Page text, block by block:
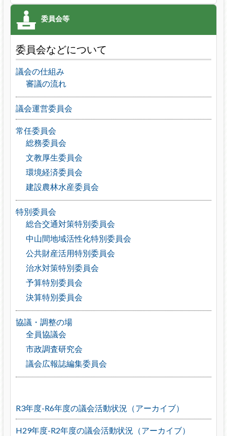
委員会などについて
議会の仕組み
審議の流れ
議会運営委員会
常任委員会
総務委員会
文教厚生委員会
環境経済委員会
建設農林水産委員会
特別委員会
総合交通対策特別委員会
中山間地域活性化特別委員会
公共財産活用特別委員会
治水対策特別委員会
予算特別委員会
決算特別委員会
協議・調整の場
全員協議会
市政調査研究会
議会広報誌編集委員会
R3年度-R6年度の議会活動状況（アーカイブ）
H29年度-R2年度の議会活動状況（アーカイブ）